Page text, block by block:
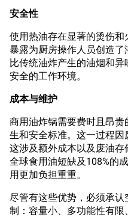
安全性
使用热油存在显著的烫伤
暴露为厨房操作人员创造
比传统油炸产生的油烟和
安全的工作环境。
成本与维护
商用油炸锅需要费时且昂
生和安全标准。这一过程因
这涉及额外成本以及废油
全球食用油短缺及108%的
用更加负担重重。
尽管有这些优势，必须承
制：容量小、多功能性有